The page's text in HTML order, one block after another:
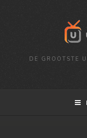
DE GROOTSTE